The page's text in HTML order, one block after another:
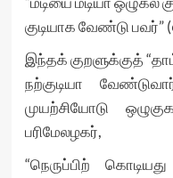
குடியாக வேண்டு பவர்”
இந்தக் குறளுக்குத்
நற்குடியா
முயற்சியோடு
பரிமேலழகர்,
“நெருப்பிற்